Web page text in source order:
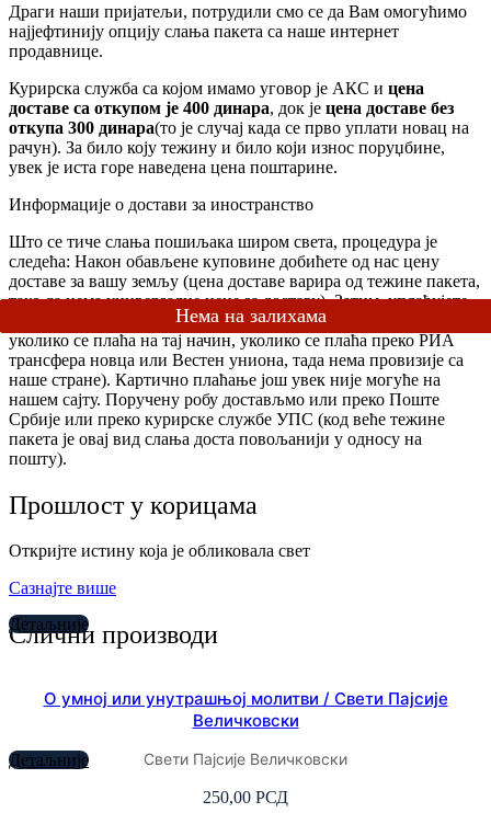
Драги наши пријатељи, потрудили смо се да Вам омогућимо
најјефтинију опцију слања пакета са наше интернет
продавнице.
Курирска служба са којом имамо уговор је АКС и цена
доставе са откупом је 400 динара, док је цена доставе без
откупа 300 динара(то је случај када се прво уплати новац на
рачун). За било коју тежину и било који износ поруџбине,
увек је иста горе наведена цена поштарине.
Информације о достави за иностранство
Што се тиче слања пошиљака широм света, процедура је
следећа: Након обављене куповине добићете од нас цену
доставе за вашу земљу (цена доставе варира од тежине пакета,
тако да нема универзалне цене за доставу). Затим, уплаћујете
новац (поштарина+поручена роба+провизија за Пеј Пал-
уколико се плаћа на тај начин, уколико се плаћа преко РИА
трансфера новца или Вестен униона, тада нема провизије са
наше стране). Картично плаћање још увек није могуће на
нашем сајту. Поручену робу достављмо или преко Поште
Србије или преко курирске службе УПС (код веће тежине
пакета је овај вид слања доста повољанији у односу на
пошту).
Прошлост у корицама
Откријте истину која је обликовала свет
Сазнајте више
Слични производи
Детаљније
О умној или унутрашњој молитви / Свети Пајсије
Величковски
Свети Пајсије Величковски
250,00 РСД
Детаљније